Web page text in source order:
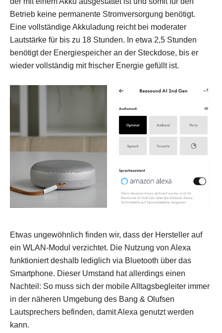
Betrieb keine permanente Stromversorgung benötigt.
Eine vollständige Akkuladung reicht bei moderater
Lautstärke für bis zu 18 Stunden. In etwa 2,5 Stunden
benötigt der Energiespeicher an der Steckdose, bis er
wieder vollständig mit frischer Energie gefüllt ist.
Etwas ungewöhnlich finden wir, dass der Hersteller auf
ein WLAN-Modul verzichtet. Die Nutzung von Alexa
funktioniert deshalb lediglich via Bluetooth über das
Smartphone. Dieser Umstand hat allerdings einen
Nachteil: So muss sich der mobile Alltagsbegleiter immer
in der näheren Umgebung des Bang & Olufsen
Lautsprechers befinden, damit Alexa genutzt werden
kann.